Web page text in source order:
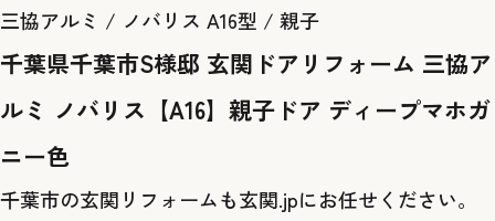
三協アルミ / ノバリス A16型 / 親子
千葉県千葉市S様邸 玄関ドアリフォーム 三協ア
ルミ ノバリス【A16】親子ドア ディープマホガ
ニー色
千葉市の玄関リフォームも玄関.jpにお任せください。